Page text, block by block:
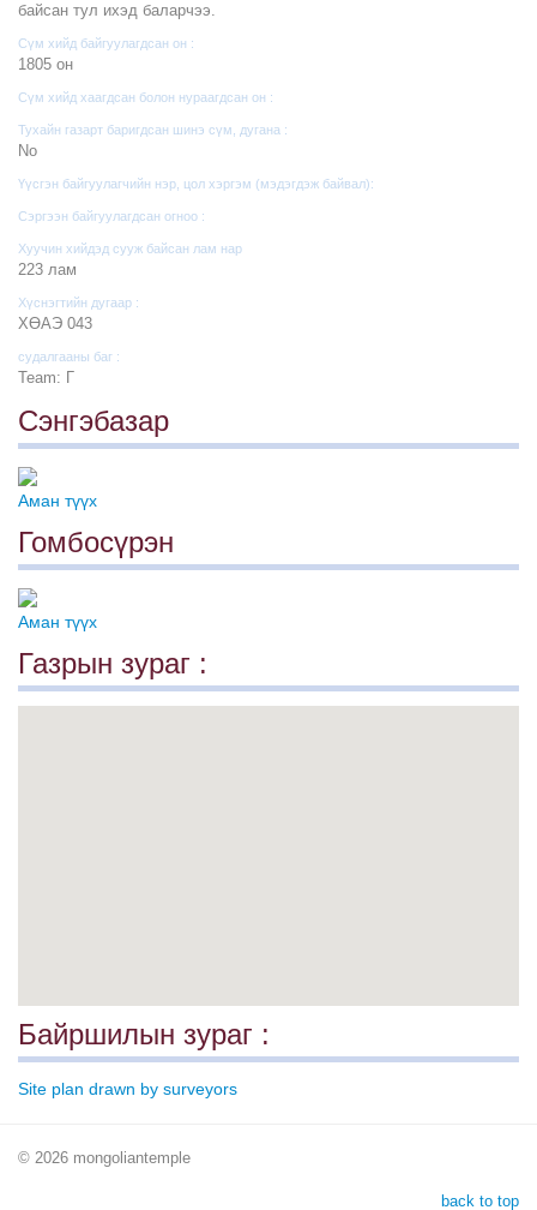
байсан тул ихэд баларчээ.
Сүм хийд байгуулагдсан он :
1805 он
Сүм хийд хаагдсан болон нураагдсан он :
Тухайн газарт баригдсан шинэ сүм, дугана :
No
Үүсгэн байгуулагчийн нэр, цол хэргэм (мэдэгдэж байвал):
Сэргээн байгуулагдсан огноо :
Хуучин хийдэд сууж байсан лам нар
223 лам
Хүснэгтийн дугаар :
ХӨАЭ 043
судалгааны баг :
Team: Г
Сэнгэбазар
Аман түүх
Гомбосүрэн
Аман түүх
Газрын зураг :
Байршилын зураг :
Site plan drawn by surveyors
© 2026 mongoliantemple
back to top